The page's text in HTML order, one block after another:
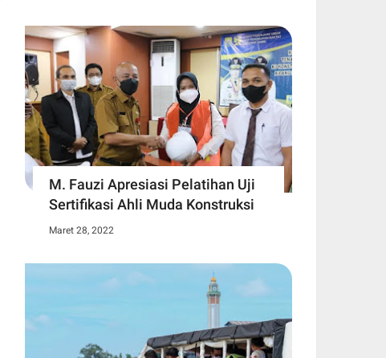
M. Fauzi Apresiasi Pelatihan Uji
Sertifikasi Ahli Muda Konstruksi
Maret 28, 2022